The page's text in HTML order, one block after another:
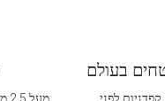
בעולם